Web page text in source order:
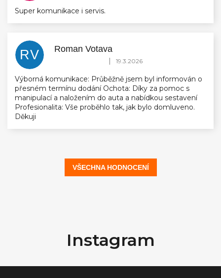
Super komunikace i servis.
RV Roman Votava
Hodnocení obchodu je 5 z 5 hvězdiček.
| 19.3.2026
Výborná komunikace: Průběžně jsem byl informován o
přesném termínu dodání Ochota: Díky za pomoc s
manipulací a naložením do auta a nabídkou sestavení
Profesionalita: Vše proběhlo tak, jak bylo domluveno.
Děkuji
VŠECHNA HODNOCENÍ
t
Instagram